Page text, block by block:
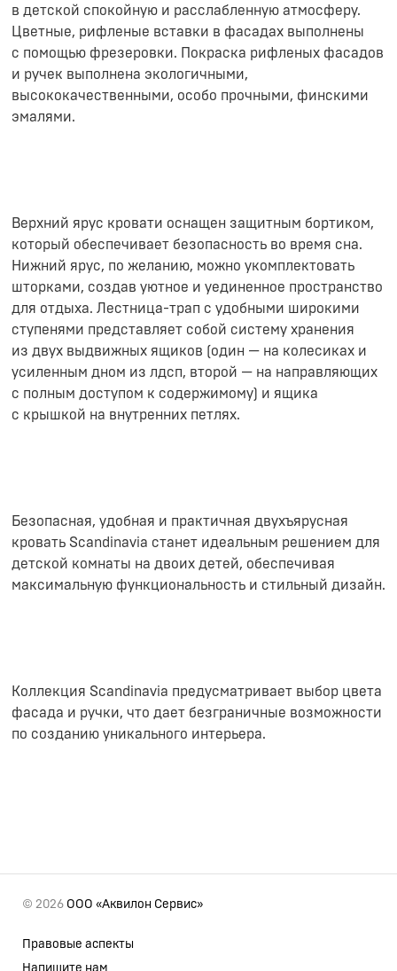
в детской спокойную и расслабленную атмосферу.
Цветные, рифленые вставки в фасадах выполнены
с помощью фрезеровки. Покраска рифленых фасадов
и ручек выполнена экологичными,
высококачественными, особо прочными, финскими
эмалями.
Верхний ярус кровати оснащен защитным бортиком,
который обеспечивает безопасность во время сна.
Нижний ярус, по желанию, можно укомплектовать
шторками, создав уютное и уединенное пространство
для отдыха. Лестница-трап с удобными широкими
ступенями представляет собой систему хранения
из двух выдвижных ящиков (один — на колесиках и
усиленным дном из лдсп, второй — на направляющих
с полным доступом к содержимому) и ящика
с крышкой на внутренних петлях.
Безопасная, удобная и практичная двухъярусная
кровать Scandinavia станет идеальным решением для
детской комнаты на двоих детей, обеспечивая
максимальную функциональность и стильный дизайн.
Коллекция Scandinavia предусматривает выбор цвета
фасада и ручки, что дает безграничные возможности
по созданию уникального интерьера.
© 2026 ООО «Аквилон Сервис»
Правовые аспекты
Напишите нам